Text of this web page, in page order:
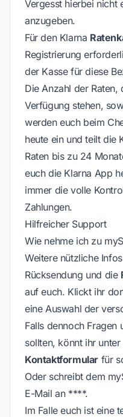
Vergesst hierbei nicht
anzugeben.
Für den Klarna
Registrierung
der Kasse für diese
Die Anzahl der
Verfügung stehen,
werden euch beim
heute ein und teilt die
Raten bis zu 24
euch die Klarna App
immer die volle
Zahlungen.
Hilfreicher Support
Wie nehme ich zu
Weitere nützliche
Rücksendung und die
auf euch. Klickt ihr
eine Auswahl der
Falls dennoch Fragen
sollten, könnt ihr unter
Kontaktformular für
Oder schreibt dem
E-Mail an ****.
Im Falle euch ist eine